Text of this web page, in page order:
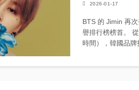
2026-01-17
BTS 的 Jimin 再
譽排行榜榜首。 從 12 月 17 日至 1 月 17 日（韓國標準
時間），韓國品牌